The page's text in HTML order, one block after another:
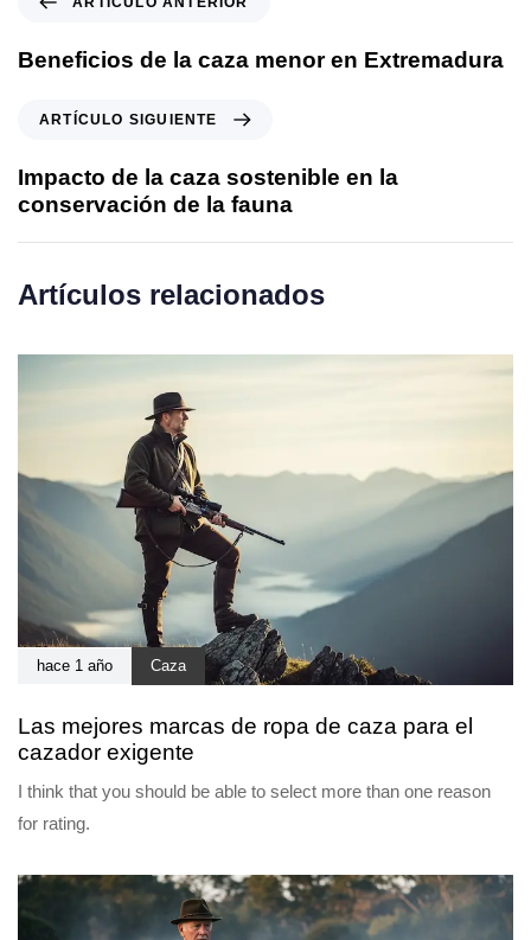
Beneficios de la caza menor en Extremadura
ARTÍCULO SIGUIENTE
Impacto de la caza sostenible en la
conservación de la fauna
Artículos relacionados
hace 1 año Caza
Las mejores marcas de ropa de caza para el
cazador exigente
I think that you should be able to select more than one reason
for rating.